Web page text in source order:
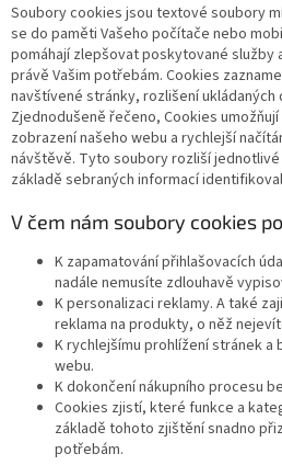
Soubory cookies jsou textové soubory
se do paměti Vašeho počítače nebo
pomáhají zlepšovat poskytované služby
právě Vašim potřebám. Cookies
navštívené stránky, rozlišení ukládaných
Zjednodušeně řečeno, Cookies
zobrazení našeho webu a rychlejší
návštěvě. Tyto soubory rozliší jednotlivé
základě sebraných informací
V čem nám soubory cookies
K zapamatování přihlašovacích
nadále nemusíte zdlouhavě
K personalizaci reklamy. A také
reklama na produkty, o něž
K rychlejšímu prohlížení stránek
webu.
K dokončení nákupního procesu
Cookies zjistí, které funkce a
základě tohoto zjištění snadno
potřebám.